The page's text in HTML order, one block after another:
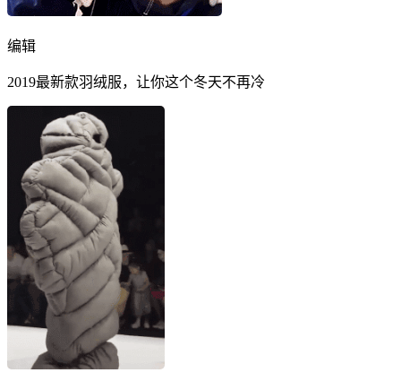
编辑
2019最新款羽绒服，让你这个冬天不再冷